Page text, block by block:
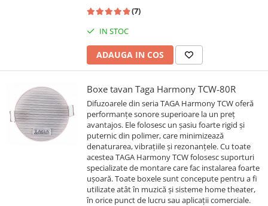
(7)
IN STOC
ADAUGA IN COS
Boxe tavan Taga Harmony TCW-80R
Difuzoarele din seria TAGA Harmony TCW oferă
performanțe sonore superioare la un preț
avantajos. Ele folosesc un şasiu foarte rigid şi
puternic din polimer, care minimizează
denaturarea, vibraţiile și rezonanţele. Cu toate
acestea TAGA Harmony TCW folosesc suporturi
specializate de montare care fac instalarea foarte
uşoară. Toate boxele sunt concepute pentru a fi
utilizate atât în muzică şi sisteme home theater,
în orice punct de lucru sau aplicaţii comerciale.